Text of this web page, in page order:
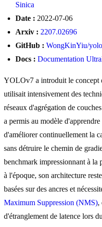
Sinica
Date : 2022-07-06
Arxiv : 2207.02696
GitHub : WongKinYiu/
Docs : Documentation
YOLOv7 a introduit le concept
utilisait intensivement des
réseaux d'agrégation de
a permis au modèle
d'améliorer continuellement la
sans détruire le chemin de
benchmark impressionnant à
à l'époque, son architecture
basées sur des ancres et
Maximum Suppression (NMS),
d'étranglement de latence lors